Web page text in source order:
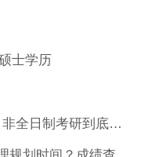
士学历
考研管理类联考170分难吗？非全日制考研到底难度如何？